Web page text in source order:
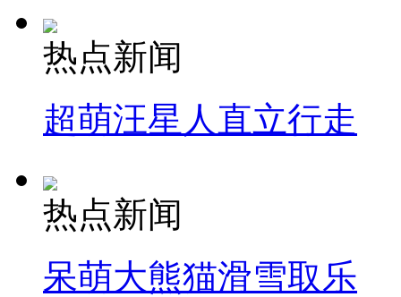
热点新闻
超萌汪星人直立行走
热点新闻
呆萌大熊猫滑雪取乐